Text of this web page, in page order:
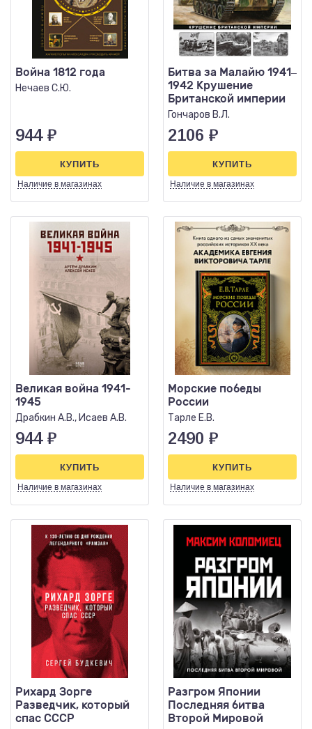
Война 1812 года
Нечаев С.Ю.
944 ₽
Наличие в магазинах
КУПИТЬ
Битва за Малайю 1941–
1942 Крушение
Британской империи
Гончаров В.Л.
2106 ₽
Наличие в магазинах
КУПИТЬ
Великая война 1941-
1945
Драбкин А.В., Исаев А.В.
944 ₽
Наличие в магазинах
КУПИТЬ
Морские победы
России
Тарле Е.В.
2490 ₽
Наличие в магазинах
КУПИТЬ
Рихард Зорге
Разведчик, который
спас СССР
Разгром Японии
Последняя битва
Второй Мировой